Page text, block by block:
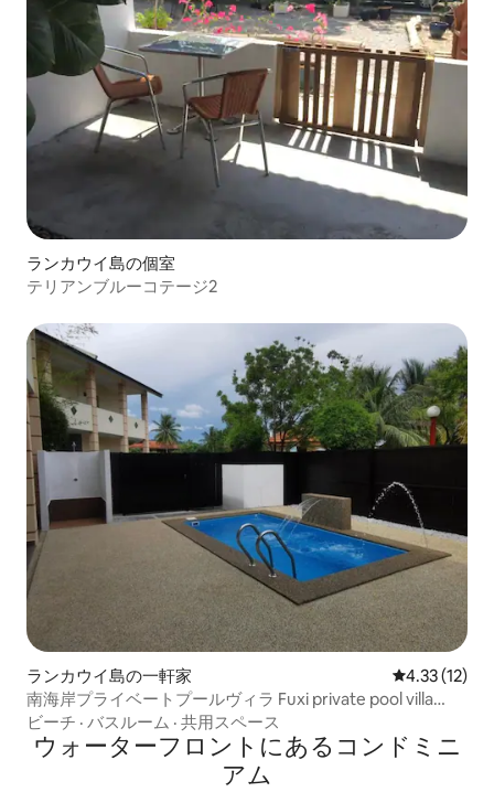
ランカウイ島の個室
テリアンブルーコテージ2
ランカウイ島の一軒家 レビュー12
4.33 (12)
南海岸プライベートプールヴィラ Fuxi private pool villa
Cenang ランカウイ
ビーチ · バスルーム · 共用スペース
ウォーターフロントにあるコンドミニ
アム